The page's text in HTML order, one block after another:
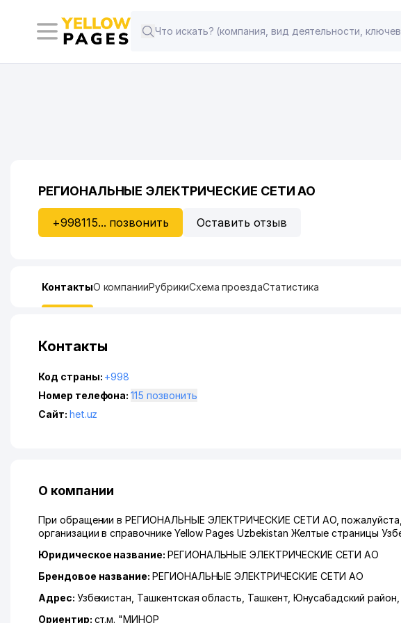
РЕГИОНАЛЬНЫЕ ЭЛЕКТРИЧЕСКИЕ СЕТИ АО
+998115... позвонить Оставить отзыв
КонтактыО компанииРубрикиСхема проездаСтатистика
Контакты
Код страны: +998
Номер телефона:115 позвонить
Сайт: het.uz
О компании
При обращении в РЕГИОНАЛЬНЫЕ ЭЛЕКТРИЧЕСКИЕ СЕТИ АО,
организации в справочнике Yellow Pages Uzbekistan Желтые страницы
Юридическое название: РЕГИОНАЛЬНЫЕ ЭЛЕКТРИЧЕСКИЕ СЕТИ АО
Брендовое название: РЕГИОНАЛЬНЫЕ ЭЛЕКТРИЧЕСКИЕ СЕТИ АО
Адрес: Узбекистан, Ташкентская область Ташкент, Юнусабадский район
Ориентир: ст.м. "МИНОР